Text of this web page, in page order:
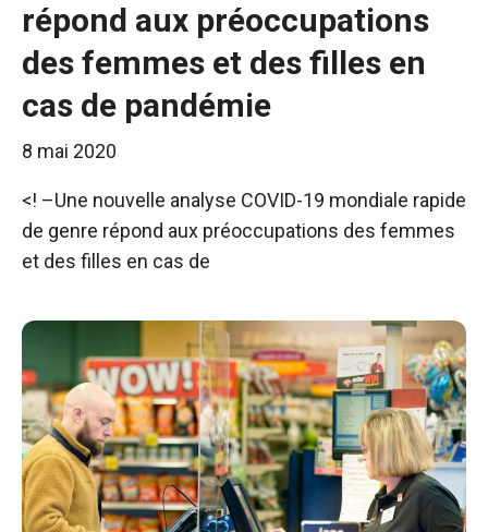
répond aux préoccupations
des femmes et des filles en
cas de pandémie
8 mai 2020
<! –Une nouvelle analyse COVID-19 mondiale rapide
de genre répond aux préoccupations des femmes
et des filles en cas de